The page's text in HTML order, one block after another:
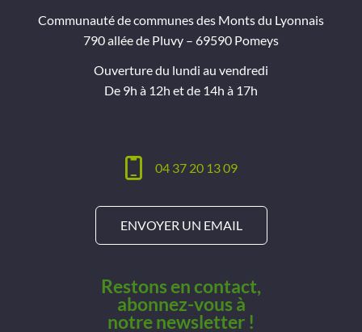
Communauté de communes des Monts du Lyonnais
790 allée de Pluvy – 69590 Pomeys
Ouverture du lundi au vendredi
De 9h à 12h et de 14h à 17h
04 37 20 13 09
ENVOYER UN EMAIL
Restons en contact,
abonnez-vous à
notre newsletter !